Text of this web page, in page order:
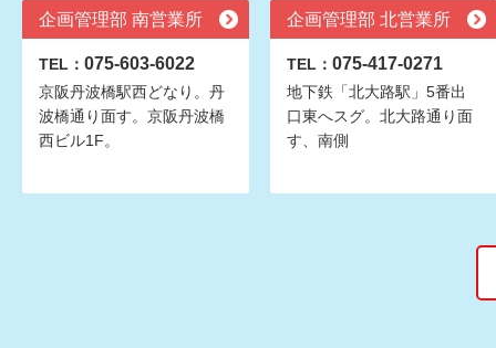
企画管理部 南営業所
TEL： 075-603-6022
京阪丹波橋駅西どなり。丹
波橋通り面す。京阪丹波橋
西ビル1F。
企画管理部 北営業所
TEL： 075-417-0271
地下鉄「北大路駅」5番出
口東へスグ。北大路通り面
す、南側